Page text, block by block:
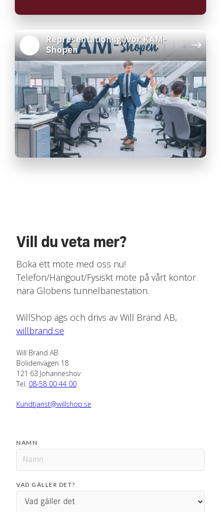
Representationsgåvor KAM-
Shopen
Vill du veta mer?
Boka ett möte med oss nu!
Telefon/Hangout/Fysiskt möte på vårt kontor
nära Globens tunnelbanestation.
WillShop ägs och drivs av Will Brand AB,
willbrand.se
Will Brand AB
Bolidenvägen 18
121 63 Johanneshov
Tel: 08-58 00 44 00
Kundtjanst@willshop.se
NAMN
VAD GÄLLER DET?